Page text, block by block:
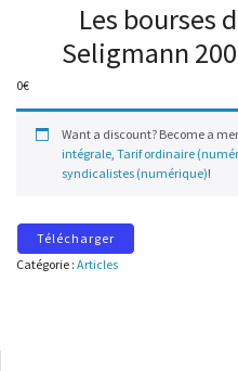
Les bourses
Seligmann
0€
Want a discount? Become a
intégrale, Tarif ordinaire
syndicalistes (numérique)!
Télécharger
Catégorie : Articles